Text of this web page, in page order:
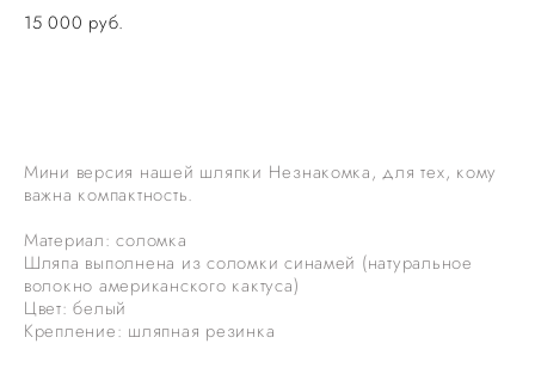
15 000 pуб.
Мини версия нашей шляпки Незнакомка, для тех, кому
важна компактность.
Материал: соломка
Шляпа выполнена из соломки синамей (натуральное
волокно американского кактуса)
Цвет: белый
Крепление: шляпная резинка